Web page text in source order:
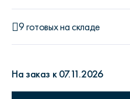
9 готовых на складе
На заказ к 07.11.2026